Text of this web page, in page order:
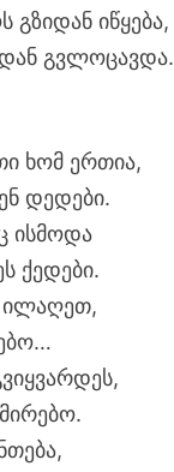
იწყება,
გვლოცავდა.
ხომ ერთია,
დედები.
ისმოდა
ქედები.
ილაღეთ,